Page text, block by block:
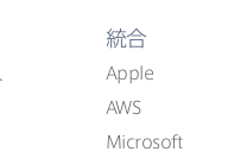
統合
Apple
AWS
Microsoft